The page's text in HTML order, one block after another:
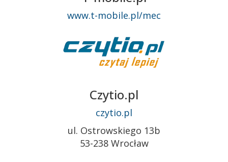
www.t-mobile.pl/mec
Czytio.pl
czytio.pl
ul. Ostrowskiego 13b
53-238 Wrocław